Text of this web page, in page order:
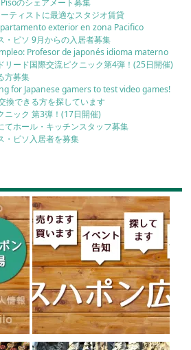
のシェアメート募集
ティストに最適なスタジオ賃貸
exterior en zona Pacifico
・ピソ 9月からの入居者募集
Profesor de japonés idioma materno
リード国際交流ピクニック第4弾！(25日開催)
方募集
for Japanese gamers to test video games!
換できる方を探しています
ニック 第3弾！(17日開催)
てホール・キッチンスタッフ募集
・ピソ入居者を募集